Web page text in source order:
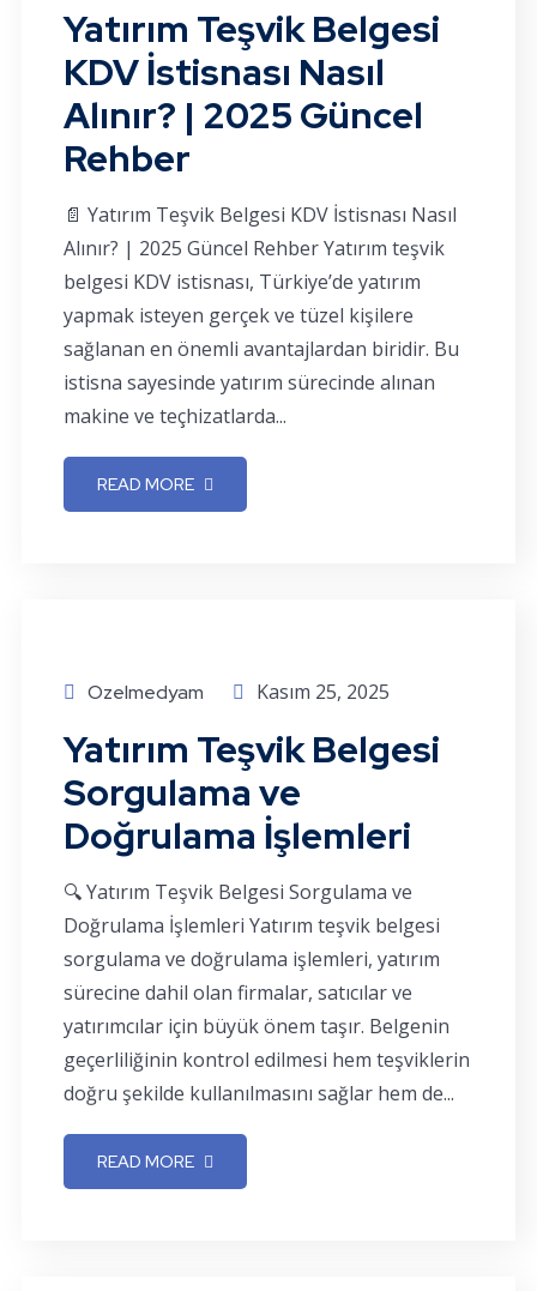
Yatırım Teşvik Belgesi
KDV İstisnası Nasıl
Alınır? | 2025 Güncel
Rehber
📄 Yatırım Teşvik Belgesi KDV İstisnası Nasıl
Alınır? | 2025 Güncel Rehber Yatırım teşvik
belgesi KDV istisnası, Türkiye’de yatırım
yapmak isteyen gerçek ve tüzel kişilere
sağlanan en önemli avantajlardan biridir. Bu
istisna sayesinde yatırım sürecinde alınan
makine ve teçhizatlarda...
READ MORE
Ozelmedyam Kasım 25, 2025
Yatırım Teşvik Belgesi
Sorgulama ve
Doğrulama İşlemleri
🔍 Yatırım Teşvik Belgesi Sorgulama ve
Doğrulama İşlemleri Yatırım teşvik belgesi
sorgulama ve doğrulama işlemleri, yatırım
sürecine dahil olan firmalar, satıcılar ve
yatırımcılar için büyük önem taşır. Belgenin
geçerliliğinin kontrol edilmesi hem teşviklerin
doğru şekilde kullanılmasını sağlar hem de...
READ MORE